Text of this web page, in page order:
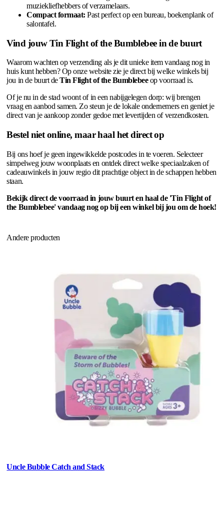
muziekliefhebbers of verzamelaars.
Compact formaat: Past perfect op een bureau, boekenplank of
salontafel.
Vind jouw Tin Flight of the Bumblebee in de buurt
Waarom wachten op verzending als je dit unieke item vandaag nog in
huis kunt hebben? Op onze website zie je direct bij welke winkels bij
jou in de buurt deTin Flight of the Bumblebeeop voorraad is.
Of je nu in de stad woont of in een nabijgelegen dorp: wij brengen
vraag en aanbod samen. Zo steun je de lokale ondernemers en geniet je
direct van je aankoop zonder gedoe met levertijden of verzendkosten.
Bestel niet online, maar haal het direct op
Bij ons hoef je geen ingewikkelde postcodes in te voeren. Selecteer
simpelweg jouw woonplaats en ontdek direct welke speciaalzaken of
cadeauwinkels in jouw regio dit prachtige object in de schappen hebben
staan.
Bekijk direct de voorraad in jouw buurt en haal de 'Tin Flight of
the Bumblebee' vandaag nog op bij een winkel bij jou om de hoek!
Andere producten
Uncle Bubble Catch and Stack